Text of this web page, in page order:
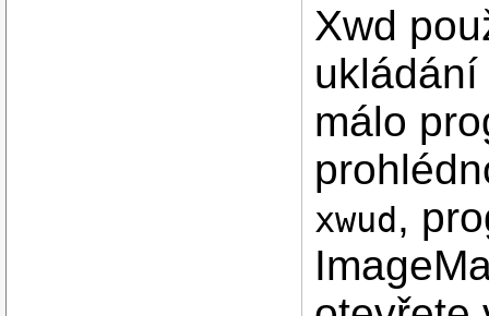
Xwd
málo
xwud ,